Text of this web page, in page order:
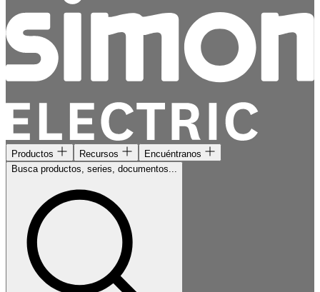
Productos Recursos
Encuéntranos
Busca productos, series, documentos...